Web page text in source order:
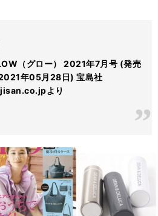
（グロー） 2021年7月号 (発売
年05月28日) 宝島社
より